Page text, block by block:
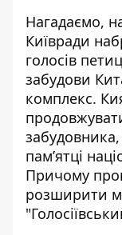
Нагадаємо,
Київради
голосів
забудови
комплекс.
пам’ятці
Причому
розширити